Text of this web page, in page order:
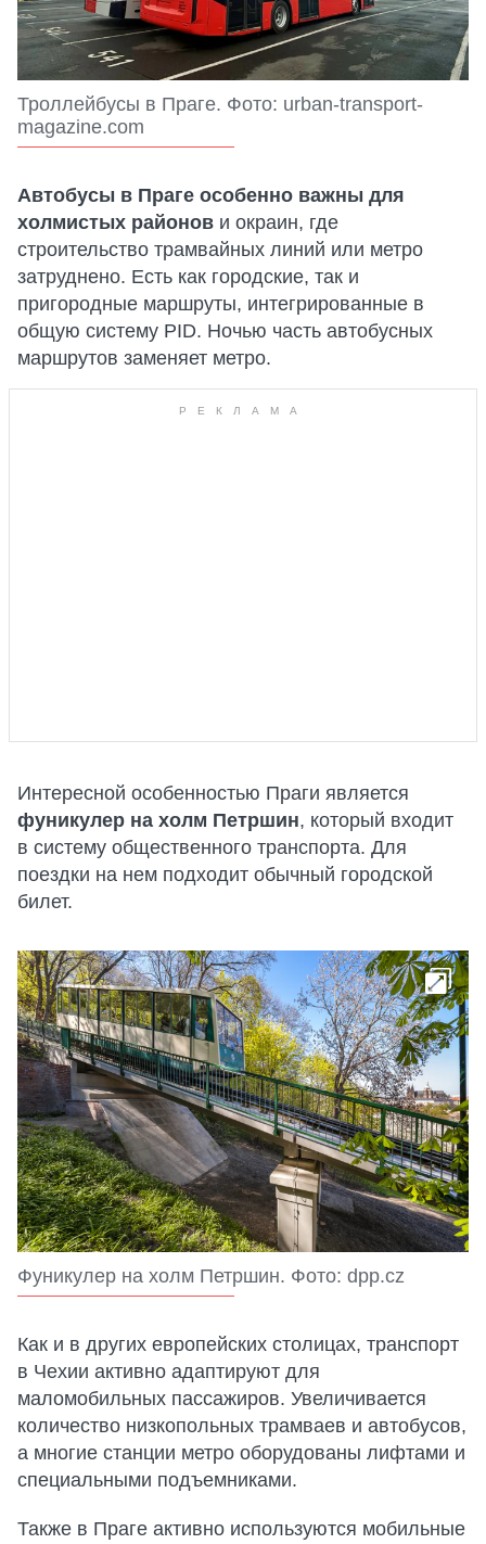
Троллейбусы в Праге. Фото: urban-transport-
magazine.com
Автобусы в Праге особенно важны для
холмистых районов и окраин, где
строительство трамвайных линий или метро
затруднено. Есть как городские, так и
пригородные маршруты, интегрированные в
общую систему PID. Ночью часть автобусных
маршрутов заменяет метро.
Интересной особенностью Праги является
фуникулер на холм Петршин, который входит
в систему общественного транспорта. Для
поездки на нем подходит обычный городской
билет.
Фуникулер на холм Петршин. Фото: dpp.cz
Как и в других европейских столицах, транспорт
в Чехии активно адаптируют для
маломобильных пассажиров. Увеличивается
количество низкопольных трамваев и автобусов,
а многие станции метро оборудованы лифтами и
специальными подъемниками.
Также в Праге активно используются мобильные